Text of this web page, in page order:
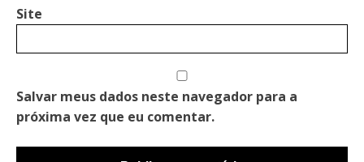
Site
Salvar meus dados neste navegador para a
próxima vez que eu comentar.